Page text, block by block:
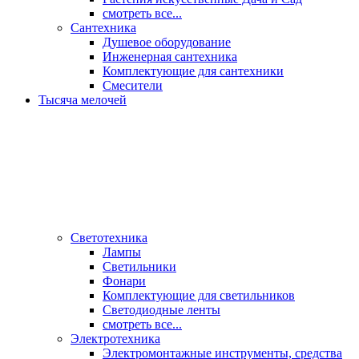
смотреть все...
Сантехника
Душевое оборудование
Инженерная сантехника
Комплектующие для сантехники
Смесители
Тысяча мелочей
Светотехника
Лампы
Светильники
Фонари
Комплектующие для светильников
Светодиодные ленты
смотреть все...
Электротехника
Электромонтажные инструменты, средства